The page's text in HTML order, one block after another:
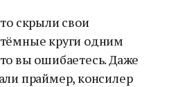
скрыли свои
круги одним
вы ошибаетесь. Даже
праймер, консилер